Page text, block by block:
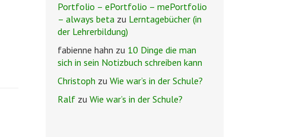
Portfolio – ePortfolio – mePortfolio
– always beta zu Lerntagebücher (in
der Lehrerbildung)
fabienne hahn zu 10 Dinge die man
sich in sein Notizbuch schreiben kann
Christoph zu Wie war’s in der Schule?
Ralf zu Wie war’s in der Schule?